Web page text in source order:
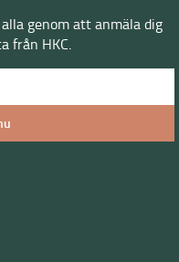
genom att anmäla dig
från HKC.